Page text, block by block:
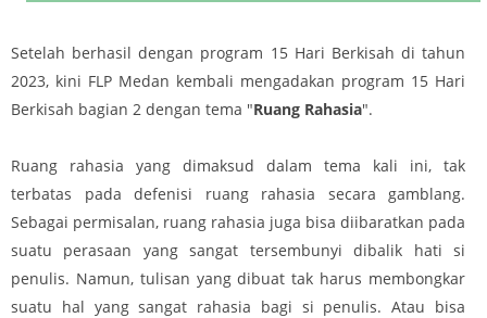
Setelah berhasil dengan program 15 Hari Berkisah di tahun
2023, kini FLP Medan kembali mengadakan program 15 Hari
Berkisah bagian 2 dengan tema "Ruang Rahasia".
Ruang rahasia yang dimaksud dalam tema kali ini, tak
terbatas pada defenisi ruang rahasia secara gamblang.
Sebagai permisalan, ruang rahasia juga bisa diibaratkan pada
suatu perasaan yang sangat tersembunyi dibalik hati si
penulis. Namun, tulisan yang dibuat tak harus membongkar
suatu hal yang sangat rahasia bagi si penulis. Atau bisa